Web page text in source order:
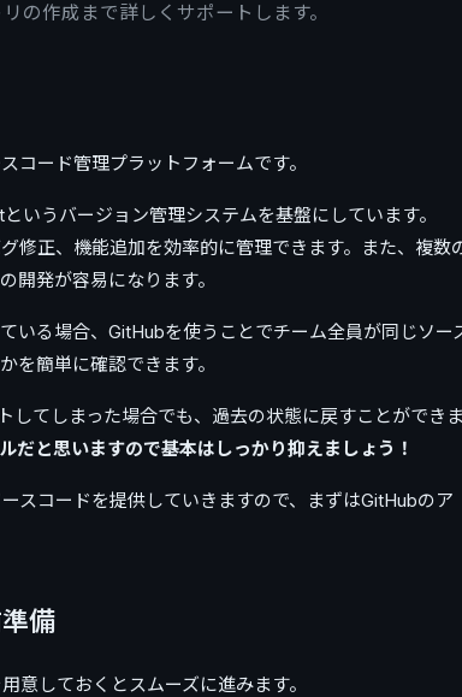
の作成まで詳しくサポートします。
コード管理プラットフォームです。
いうバージョン管理システムを基盤にしています。
修正、機能追加を効率的に管理できます。また、複数
開発が容易になります。
いる場合、GitHubを使うことでチーム全員が同じソー
を簡単に確認できます。
してしまった場合でも、過去の状態に戻すことができま
だと思いますので基本はしっかり抑えましょう！
スコードを提供していきますので、まずはGitHubのア
備
意しておくとスムーズに進みます。